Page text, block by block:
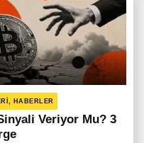
HABERLER
Veriyor Mu? 3